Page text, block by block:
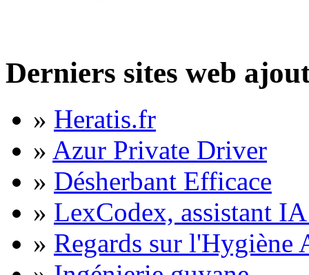
Derniers sites web
» Heratis.fr
» Azur Private Driver
» Désherbant Efficace
» LexCodex, assistant
» Regards sur l'Hygiène